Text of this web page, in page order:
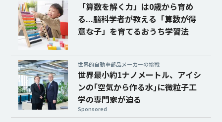
「算数を解く力」は0歳から育め
る...脳科学者が教える「算数が得
意な子」を育てるおうち学習法
世界的自動車部品メーカーの挑戦
世界最小約1ナノメートル、アイシ
ンの｢空気から作る水｣に微粒子工
学の専門家が迫る
Sponsored